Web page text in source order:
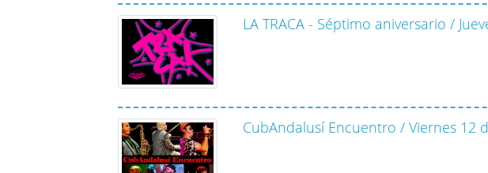
LA TRACA - Séptimo aniversario /
CubAndalusí Encuentro / Viernes 12